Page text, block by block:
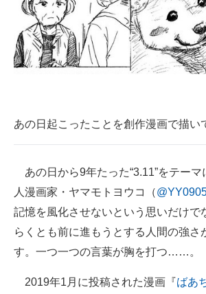
ビジネスと働き方のヒント
AI活用のいまが分かる
ITエンジニア向け専門サイト
企業向けIT製品の総合サイト
IT製品の技術・比較・事例
製造業のIT導入・活用を支援
モノづくり技術者専門サイト
あの日起こったことを創作漫画で描い
あの日から9年たった“3.11”をテーマ
人漫画家・ヤマモトヨウコ（
記憶を風化させないという思いだけで
らくとも前に進もうとする人間の強さ
す。一つ一つの言葉が胸を打つ……。
2019年1月に投稿された漫画『ばあ